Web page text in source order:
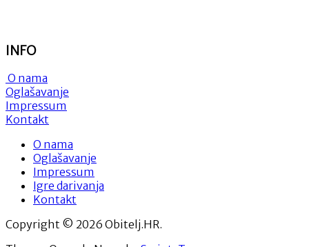
INFO
O nama
Oglašavanje
Impressum
Kontakt
O nama
Oglašavanje
Impressum
Igre darivanja
Kontakt
Copyright © 2026 Obitelj.HR.